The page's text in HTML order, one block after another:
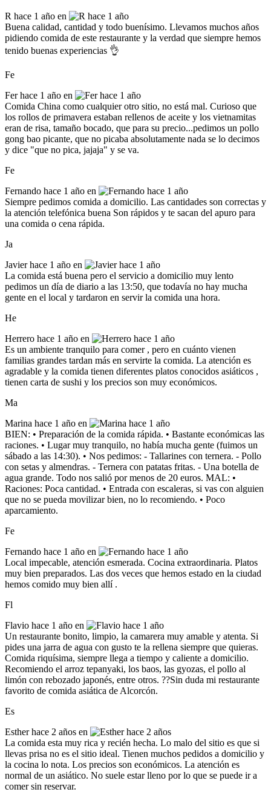
R hace 1 año en
Buena calidad, cantidad y todo buenísimo. Llevamos muchos años
pidiendo comida de este restaurante y la verdad que siempre hemos
tenido buenas experiencias 👌
Fe
Fer hace 1 año en
Comida China como cualquier otro sitio, no está mal. Curioso que
los rollos de primavera estaban rellenos de aceite y los vietnamitas
eran de risa, tamaño bocado, que para su precio...pedimos un pollo
gong bao picante, que no picaba absolutamente nada se lo decimos
y dice "que no pica, jajaja" y se va.
Fe
Fernando hace 1 año en
Siempre pedimos comida a domicilio. Las cantidades son correctas y
la atención telefónica buena Son rápidos y te sacan del apuro para
una comida o cena rápida.
Ja
Javier hace 1 año en
La comida está buena pero el servicio a domicilio muy lento
pedimos un día de diario a las 13:50, que todavía no hay mucha
gente en el local y tardaron en servir la comida una hora.
He
Herrero hace 1 año en
Es un ambiente tranquilo para comer , pero en cuánto vienen
familias grandes tardan más en servirte la comida. La atención es
agradable y la comida tienen diferentes platos conocidos asiáticos ,
tienen carta de sushi y los precios son muy económicos.
Ma
Marina hace 1 año en
BIEN: • Preparación de la comida rápida. • Bastante económicas las
raciones. • Lugar muy tranquilo, no había mucha gente (fuimos un
sábado a las 14:30). • Nos pedimos: - Tallarines con ternera. - Pollo
con setas y almendras. - Ternera con patatas fritas. - Una botella de
agua grande. Todo nos salió por menos de 20 euros. MAL: •
Raciones: Poca cantidad. • Entrada con escaleras, si vas con alguien
que no se pueda movilizar bien, no lo recomiendo. • Poco
aparcamiento.
Fe
Fernando hace 1 año en
Local impecable, atención esmerada. Cocina extraordinaria. Platos
muy bien preparados. Las dos veces que hemos estado en la ciudad
hemos comido muy bien allí .
Fl
Flavio hace 1 año en
Un restaurante bonito, limpio, la camarera muy amable y atenta. Si
pides una jarra de agua con gusto te la rellena siempre que quieras.
Comida riquísima, siempre llega a tiempo y caliente a domicilio.
Recomiendo el arroz tepanyaki, los baos, las gyozas, el pollo al
limón con rebozado japonés, entre otros. ??Sin duda mi restaurante
favorito de comida asiática de Alcorcón.
Es
Esther hace 2 años en
La comida esta muy rica y recién hecha. Lo malo del sitio es que si
llevas prisa no es el sitio ideal. Tienen muchos pedidos a domicilio y
la cocina lo nota. Los precios son económicos. La atención es
normal de un asiático. No suele estar lleno por lo que se puede ir a
comer sin reservar.